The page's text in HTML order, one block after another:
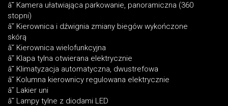
â˘ Kamera ułatwiająca parkowanie, panoramiczna (360
stopni)
â˘ Kierownica i dźwignia zmiany biegów wykończone
skórą
â˘ Kierownica wielofunkcyjna
â˘ Klapa tylna otwierana elektrycznie
â˘ Klimatyzacja automatyczna, dwustrefowa
â˘ Kolumna kierownicy regulowana elektrycznie
â˘ Lakier uni
â˘ Lampy tylne z diodami LED